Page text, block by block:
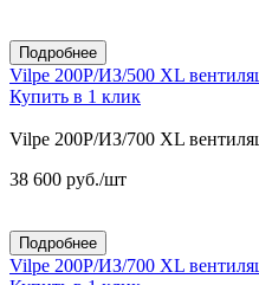
Подробнее
Vilpe 200P/ИЗ/500 XL
Купить в 1 клик
Vilpe 200P/ИЗ/700 XL
38 600 руб./шт
Подробнее
Vilpe 200P/ИЗ/700 XL